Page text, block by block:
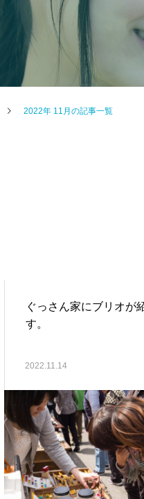
2022年 11月の記事一覧
ぐっさん家にブリオが
す。
2022.11.14